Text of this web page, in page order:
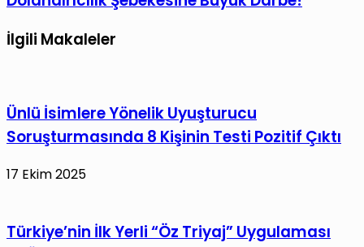
İlgili Makaleler
Ünlü İsimlere Yönelik Uyuşturucu
Soruşturmasında 8 Kişinin Testi Pozitif Çıktı
17 Ekim 2025
Türkiye’nin İlk Yerli “Öz Triyaj” Uygulaması